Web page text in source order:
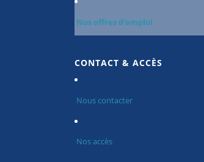
Nos offres d’emploi
CONTACT & ACCÈS
Nous contacter
Nos accès